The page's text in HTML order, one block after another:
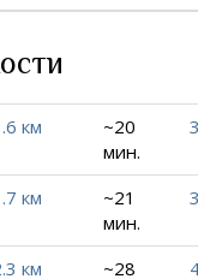
км
~20
мин.
км
~21
мин.
км
~28